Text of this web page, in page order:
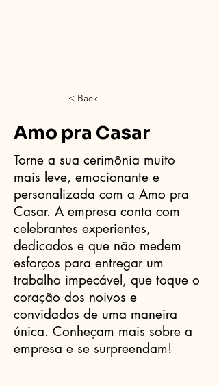
< Back
Amo pra Casar
Torne a sua cerimônia muito
mais leve, emocionante e
personalizada com a Amo pra
Casar. A empresa conta com
celebrantes experientes,
dedicados e que não medem
esforços para entregar um
trabalho impecável, que toque o
coração dos noivos e
convidados de uma maneira
única. Conheçam mais sobre a
empresa e se surpreendam!